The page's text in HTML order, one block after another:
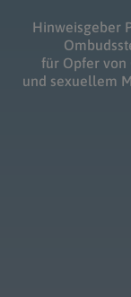
Hinweisgeber
für Opfer von
und sexuellem